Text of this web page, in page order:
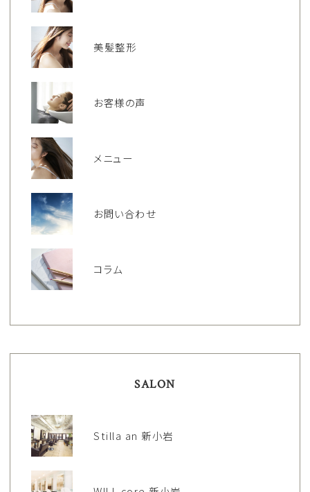
美髪整形
お客様の声
メニュー
お問い合わせ
コラム
SALON
Stilla an 新小岩